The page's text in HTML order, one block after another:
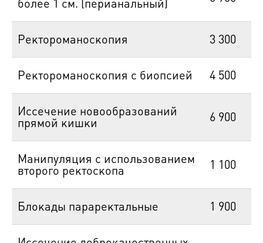
более 1 см. (перианальный)
Ректороманоскопия 3 300
Ректороманоскопия с биопсией 4 500
Иссечение новообразований
прямой кишки
6 900
Манипуляция с использованием
второго ректоскопа
1 100
Блокады параректальные 1 900